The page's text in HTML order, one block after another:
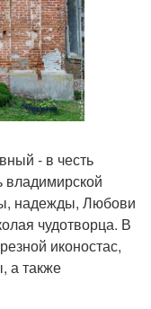
- в честь
владимирской
надежды, Любови
чудотворца. В
иконостас,
а также